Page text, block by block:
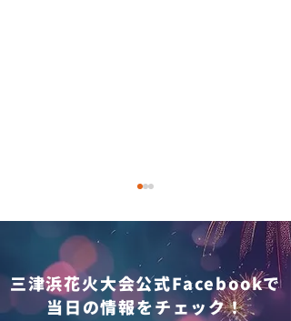
三津浜花火大会公式Facebookで
​当日の情報をチェック！